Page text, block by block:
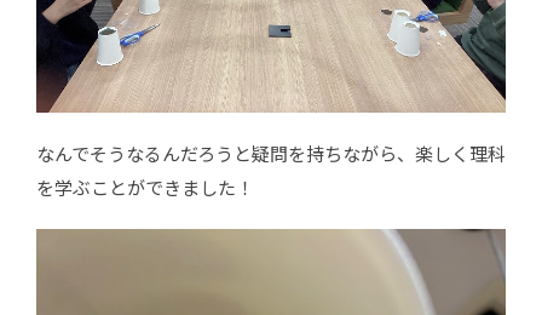
なんでそうなるんだろうと疑問を持ちながら、楽しく理科
を学ぶことができました！